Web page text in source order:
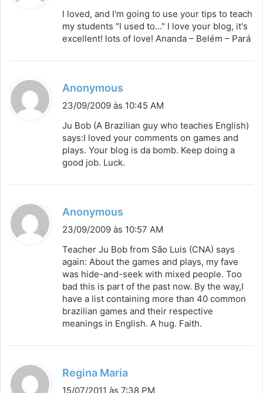
s
e
I loved, and I'm going to use your tips to teach
my students "I used to…" I love your blog, it's
excellent! lots of love! Ananda – Belém – Pará
Anonymous
s
e
:
23/09/2009 às 10:45 AM
Ju Bob (A Brazilian guy who teaches English)
says:I loved your comments on games and
plays. Your blog is da bomb. Keep doing a
good job. Luck.
Anonymous
s
e
:
23/09/2009 às 10:57 AM
Teacher Ju Bob from São Luis (CNA) says
again: About the games and plays, my fave
was hide-and-seek with mixed people. Too
bad this is part of the past now. By the way,I
have a list containing more than 40 common
brazilian games and their respective
meanings in English. A hug. Faith.
Regina Maria
i
15/07/2011 às 7:38 PM